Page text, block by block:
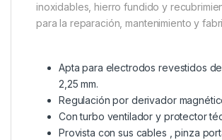
inoxidables, hierro fundido y
para la reparación, mantenimiento y
Apta para electrodos revestidos de
2,25 mm.
Regulación por derivador
Con turbo ventilador y protector
Provista con sus cables , pinza